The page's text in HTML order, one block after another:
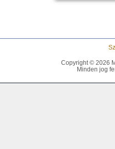
Copyright © 2026
Minden jog